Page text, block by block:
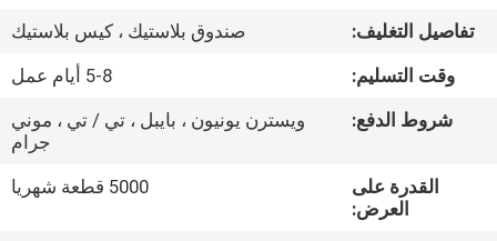
المعمل
الجودة
تفاصيل التغليف:
صندوق بلاستيك ، كيس بلاستيك
وقت التسليم:
5-8 أيام عمل
شروط الدفع:
ويسترن يونيون ، بايبل ، تي / تي ، موني
جرام
القدرة على
العرض:
5000 قطعة شهريا